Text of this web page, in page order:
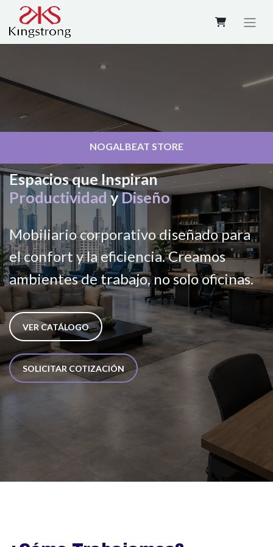
NOGALBEAT STORE
Espacios que Inspiran
Productividad yDiseño
Mobiliario corporativo diseñado para
el confort y la eficiencia. Creamos
ambientes de trabajo, no solo oficinas.
VER CATÁLOGO
SOLICITAR COTIZACI​​ÓN